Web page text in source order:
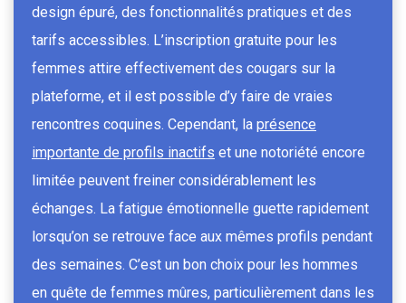
design épuré, des fonctionnalités pratiques et des
tarifs accessibles. L’inscription gratuite pour les
femmes attire effectivement des cougars sur la
plateforme, et il est possible d’y faire de vraies
rencontres coquines. Cependant, la présence
importante de profils inactifs et une notoriété encore
limitée peuvent freiner considérablement les
échanges. La fatigue émotionnelle guette rapidement
lorsqu’on se retrouve face aux mêmes profils pendant
des semaines. C’est un bon choix pour les hommes
en quête de femmes mûres, particulièrement dans les